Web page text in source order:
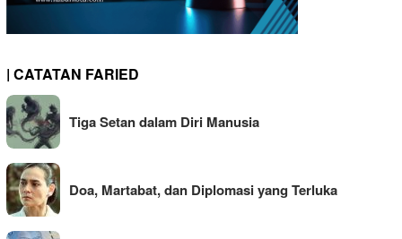
| CATATAN FARIED
Tiga Setan dalam Diri Manusia
Doa, Martabat, dan Diplomasi yang Terluka